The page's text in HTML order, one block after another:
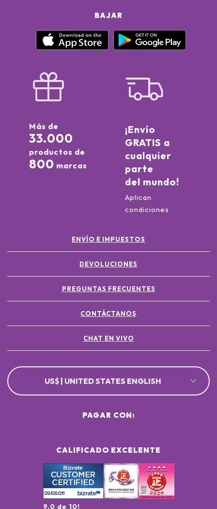
BAJAR
Más de
33.000
productos de
800 marcas
¡Envío
GRATIS a
cualquier
parte
del mundo!
Aplican
condiciones
ENVÍO E IMPUESTOS
DEVOLUCIONES
PREGUNTAS FRECUENTES
CONTÁCTANOS
CHAT EN VIVO
US$ | UNITED STATES ENGLISH
CALIFICADO EXCELENTE
9.0 de 10!
PAGAR CON: